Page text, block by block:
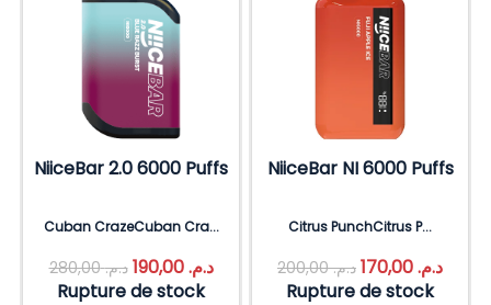
NiiceBar 2.0 6000 Puffs
Cuban CrazeCuban Cra...
د.م.280,00 د.م.190,00
Rupture de stock
NiiceBar NI 6000 Puffs
Citrus PunchCitrus P...
د.م.200,00 د.م.
Rupture de stock